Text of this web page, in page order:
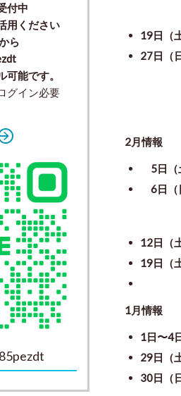
19日（
27日（
2月情報
5日（
6日（
12日（
19日（
1月情報
1日〜4
29日
30日（
付中
用ください
ら
能です。
グイン必要